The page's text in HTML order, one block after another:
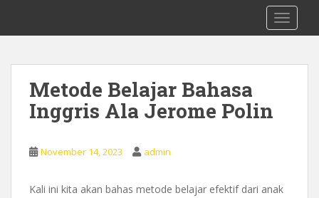
i
0878 8705 9305 Kursus Bahasa Inggis
dari Dasar Untuk Pemula Mataram
Metode Belajar Bahasa
Inggris Ala Jerome Polin
November 14, 2023 admin
Kali ini kita akan bahas metode belajar efektif dari anak